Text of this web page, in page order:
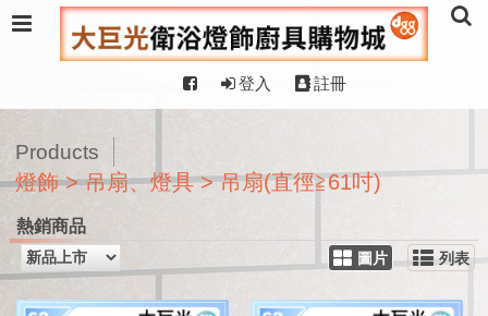
登入 註冊
Products
燈飾 > 吊扇、燈具 > 吊扇(直徑≧61吋)
熱銷商品
圖片 列表